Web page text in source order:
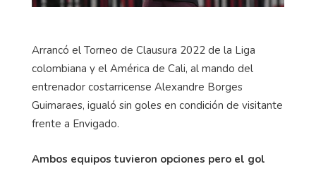
Arrancó el Torneo de Clausura 2022 de la Liga
colombiana y el América de Cali, al mando del
entrenador costarricense Alexandre Borges
Guimaraes, igualó sin goles en condición de visitante
frente a Envigado.
Ambos equipos tuvieron opciones pero el gol